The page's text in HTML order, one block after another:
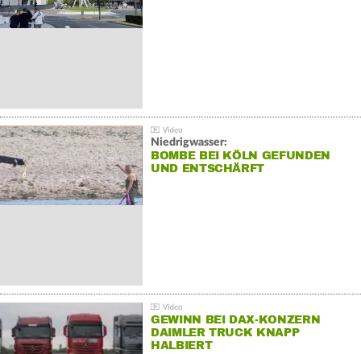
Niedrigwasser:
BOMBE BEI KÖLN GEFUNDEN
UND ENTSCHÄRFT
GEWINN BEI DAX-KONZERN
DAIMLER TRUCK KNAPP
HALBIERT